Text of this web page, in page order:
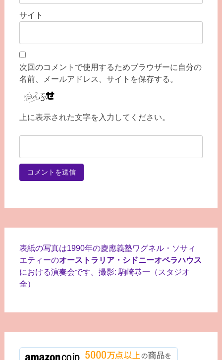
サイト
次回のコメントで使用するためブラウザーに自分の
名前、メールアドレス、サイトを保存する。
上に表示された文字を入力してください。
表紙の写真は1990年の慶應義塾ワグネル・ソサィ
エティーのオーストラリア・シドニーオペラハウス
における演奏会です。撮影: 駒崎恭一（スタジオ
全）